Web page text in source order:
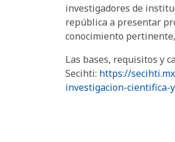
investigadores de
república a presentar
conocimiento
Las bases, requisitos y
Secihti: https://
investigacion-cientifica-